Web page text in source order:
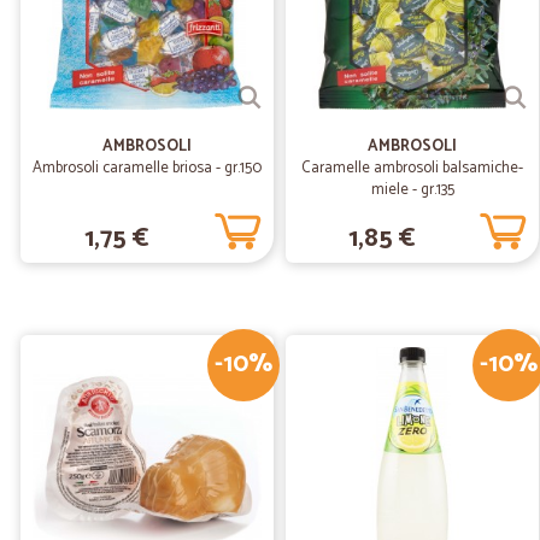
AMBROSOLI
Ambrosoli caramelle briosa - gr.150
1,75 €
AMBROSOLI
Caramelle ambrosoli balsamiche-
miele - gr.135
1,85 €
-10% -10%